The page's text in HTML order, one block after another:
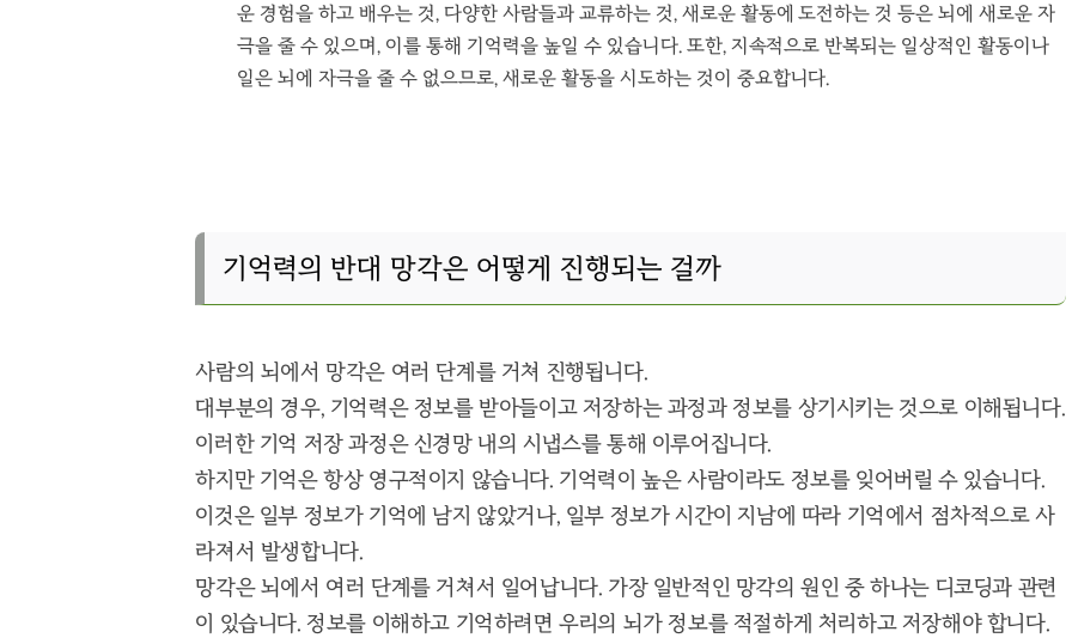
운 경험을 하고 배우는 것, 다양한 사람들과 교류하는 것, 새로운 활동에 도전하는 것 등은 뇌에 새로운 자
극을 줄 수 있으며, 이를 통해 기억력을 높일 수 있습니다. 또한, 지속적으로 반복되는 일상적인 활동이나
일은 뇌에 자극을 줄 수 없으므로, 새로운 활동을 시도하는 것이 중요합니다.
기억력의 반대 망각은 어떻게 진행되는 걸까
사람의 뇌에서 망각은 여러 단계를 거쳐 진행됩니다.
대부분의 경우, 기억력은 정보를 받아들이고 저장하는 과정과 정보를 상기시키는 것으로 이해됩니다.
이러한 기억 저장 과정은 신경망 내의 시냅스를 통해 이루어집니다.
하지만 기억은 항상 영구적이지 않습니다. 기억력이 높은 사람이라도 정보를 잊어버릴 수 있습니다.
이것은 일부 정보가 기억에 남지 않았거나, 일부 정보가 시간이 지남에 따라 기억에서 점차적으로 사
라져서 발생합니다.
망각은 뇌에서 여러 단계를 거쳐서 일어납니다. 가장 일반적인 망각의 원인 중 하나는 디코딩과 관련
이 있습니다. 정보를 이해하고 기억하려면 우리의 뇌가 정보를 적절하게 처리하고 저장해야 합니다.